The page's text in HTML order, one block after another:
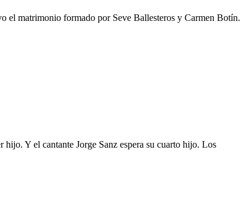
el matrimonio formado por Seve Ballesteros y Carmen Botín.
Y el cantante Jorge Sanz espera su cuarto hijo. Los